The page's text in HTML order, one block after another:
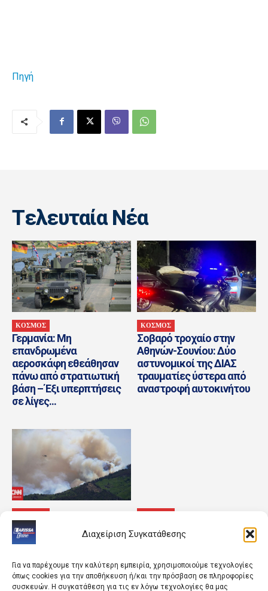
Διαχείριση Συγκατάθεσης
Για να παρέχουμε την καλύτερη εμπειρία, χρησιμοποιούμε τεχνολογίες
όπως cookies για την αποθήκευση ή/και την πρόσβαση σε πληροφορίες
συσκευών. Η συγκατάθεση για τις εν λόγω τεχνολογίες θα μας
Πηγή
Tελευταία Nέα
ΚΟΣΜΟΣ
Γερμανία: Μη
επανδρωμένα
αεροσκάφη εθεάθησαν
πάνω από στρατιωτική
βάση – Έξι υπερπτήσεις
σε λίγες...
ΚΟΣΜΟΣ
Σοβαρό τροχαίο στην
Αθηνών-Σουνίου: Δύο
αστυνομικοί της ΔΙΑΣ
τραυματίες ύστερα από
αναστροφή αυτοκινήτου
ΚΟΣΜΟΣ
ΗΠΑ: Συνετρίβη
ελικόπτερο που
στη Γιούτα
ΚΟΣΜΟΣ
Ισραηλινά στρατεύματα
μπήκαν σε χωριό υπό τον
στρατού, λέει η Βηρυτός